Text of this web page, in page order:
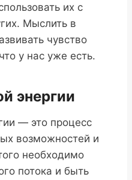
их с
Мыслить в
чувство
у нас уже есть.
энергии
— это процесс
возможностей и
необходимо
потока и быть